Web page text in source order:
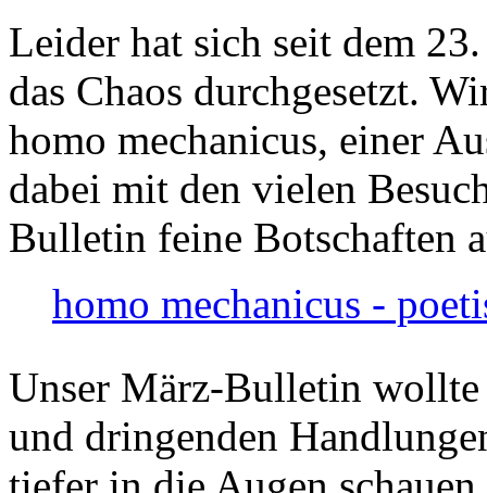
Leider hat sich seit dem
das Chaos durchgesetzt.
homo mechanicus, einer
dabei mit den vielen
Bulletin feine Botschaften
homo mechanicus -
Unser März-Bulletin
und dringenden